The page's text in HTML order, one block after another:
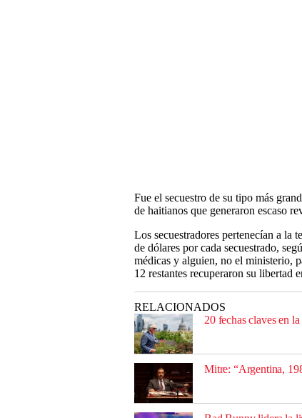
Fue el secuestro de su tipo más
de haitianos que generaron escaso
Los secuestradores pertenecían a la
de dólares por cada secuestrado,
médicas y alguien, no el ministerio,
12 restantes recuperaron su libertad
RELACIONADOS
20 fechas claves en
Mitre: “Argentina,